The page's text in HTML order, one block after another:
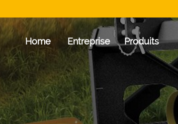
Home Entreprise Produits